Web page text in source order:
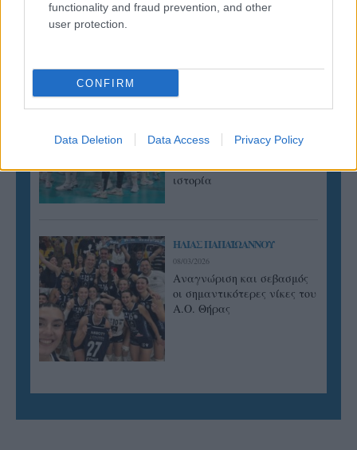
functionality and fraud prevention, and other
user protection.
CONFIRM
Data Deletion Data Access Privacy Policy
ΓΝΩΜΕΣ
στο σήμερα: Tο τρίτο
ευρωπαϊκό ραντεβού του
ιστορία
ΗΛΙΑΣ ΠΑΠΑΪΩΑΝΝΟΥ
08/03/2026
Αναγνώριση και σεβασμός
οι σημαντικότερες νίκες του
Α.Ο. Θήρας